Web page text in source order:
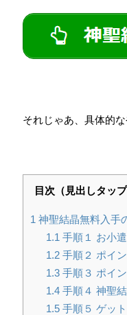
それじゃあ、具体的
目次（見出しタッ
1 神聖結晶無料入手
1.1 手順１ お小
1.2手順２ ポイ
1.3手順３ ポイ
1.4手順４ 神聖
1.5手順５ ゲッ